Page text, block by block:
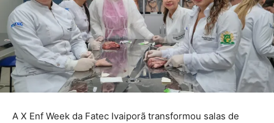
A X Enf Week da Fatec Ivaiporã transformou salas de